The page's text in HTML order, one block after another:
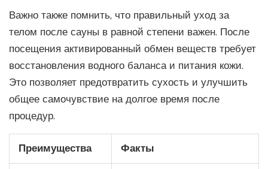
Важно также помнить, что правильный уход за
телом после сауны в равной степени важен. После
посещения активированный обмен веществ требует
восстановления водного баланса и питания кожи.
Это позволяет предотвратить сухость и улучшить
общее самочувствие на долгое время после
процедур.
Преимущества Факты